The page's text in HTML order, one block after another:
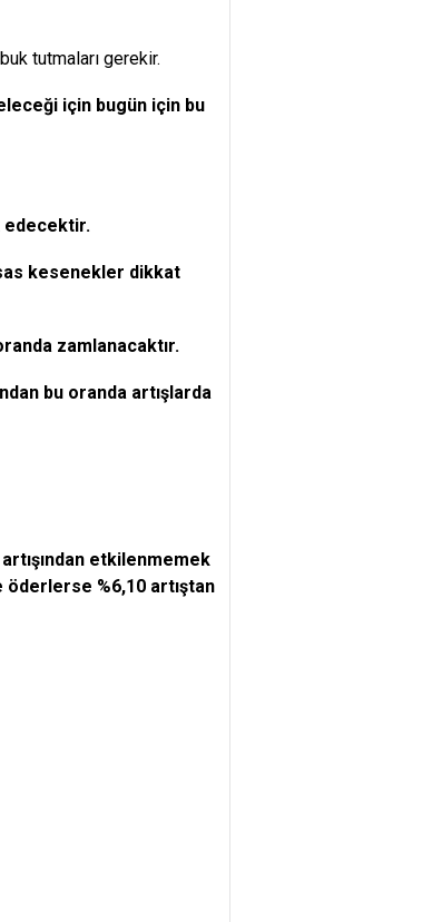
tutmaları gerekir.
için bugün için bu
edecektir.
kesenekler dikkat
zamlanacaktır.
bu oranda artışlarda
etkilenmemek
öderlerse %6,10 artıştan